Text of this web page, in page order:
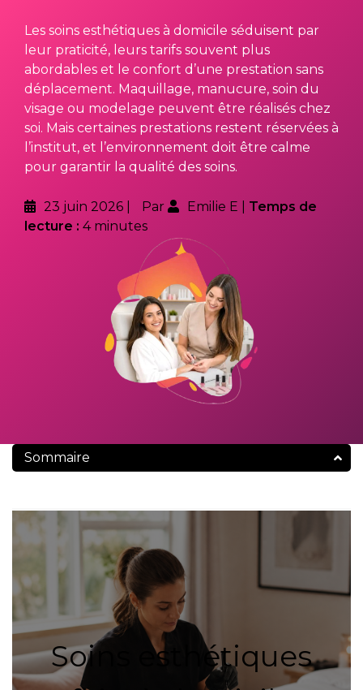
Les soins esthétiques à domicile séduisent par
leur praticité, leurs tarifs souvent plus
abordables et le confort d’une prestation sans
déplacement. Maquillage, manucure, soin du
visage ou modelage peuvent être réalisés chez
soi. Mais certaines prestations restent réservées à
l’institut, et l’environnement doit être calme
pour garantir la qualité des soins.
23 juin 2026 Par Emilie E
Temps de
lecture : 4 minutes
Sommaire
Soins esthétiques